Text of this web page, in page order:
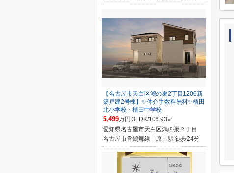
【名古屋市天白区鴻の巣2丁目1206新
築戸建2号棟】✨️仲介手数料無料✨️植田
北小学校・植田中学校
5,499万円 3LDK/106.93㎡
愛知県名古屋市天白区鴻の巣２丁目
名古屋市営鶴舞線「原」駅 徒歩24分